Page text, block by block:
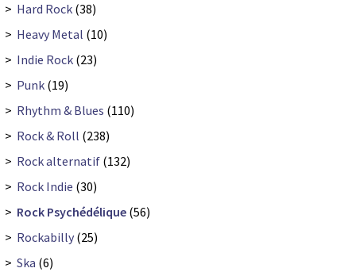
> Hard Rock (38)
> Heavy Metal (10)
> Indie Rock (23)
> Punk (19)
> Rhythm & Blues (110)
> Rock & Roll (238)
> Rock alternatif (132)
> Rock Indie (30)
> Rock Psychédélique (56)
> Rockabilly (25)
> Ska (6)